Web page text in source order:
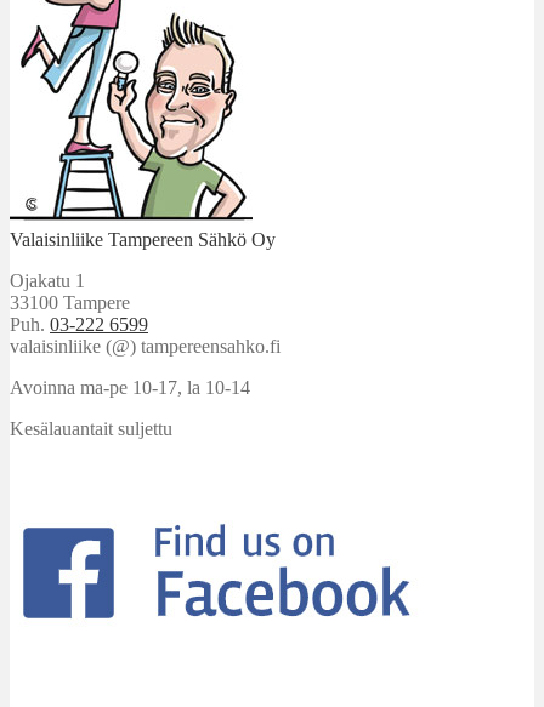
Valaisinliike Tampereen Sähkö Oy
Ojakatu 1
33100 Tampere
Puh. 03-222 6599
valaisinliike (@) tampereensahko.fi
Avoinna ma-pe 10-17, la 10-14
Kesälauantait suljettu